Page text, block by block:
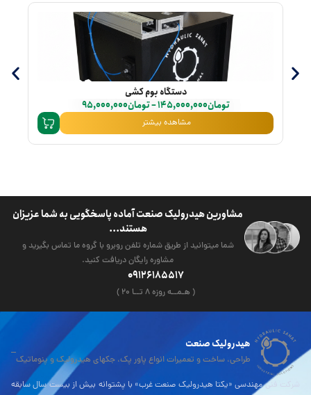
دستگاه بوم کشی
تومان145,000,000
–تومان95,000,000
مشاهده بیشتر
مشاورین هیدرولیک صنعت آماده پاسخگویی به شما عزیزان
هستند...
شما میتوانید از طریق شماره تلفن روبرو با گروه ما تماس بگیرید و
مشاوره رایگان دریافت کنید.
09126185517
( هـمــه روزه ۸ تــا ۲۰ )
هیدرولیک صنعت
طراحی، ساخت و تعمیرات انواع پاور پک، جکهای هیدرولیک و پنوماتیک
شرکت فنی مهندسی «یکتا هیدرولیک صنعت غرب» با پشتوانه بیش از بیست سال سابقه